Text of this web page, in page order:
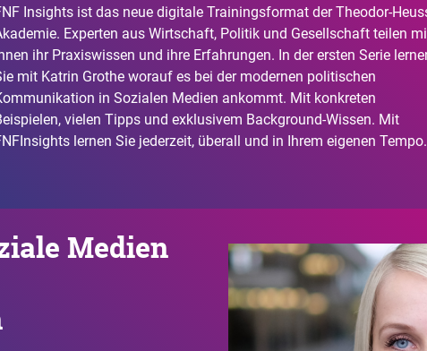
Insights ist das neue digitale Trainingsformat der Theodor-
Experten aus Wirtschaft, Politik und Gesellschaft teilen
ihr Praxiswissen und ihre Erfahrungen. In der ersten Serie
mit Katrin Grothe worauf es bei der modernen politischen
in Sozialen Medien ankommt. Mit konkreten
vielen Tipps und exklusivem Background-Wissen. Mit
lernen Sie jederzeit, überall und in Ihrem eigenen Tempo.
Medien